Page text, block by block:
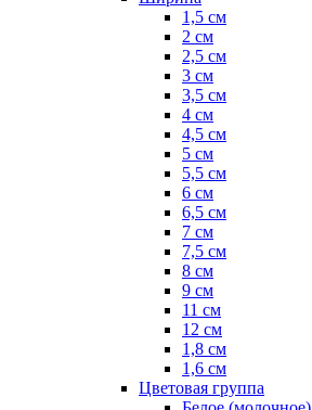
1,5 см
2 см
2,5 см
3 см
3,5 см
4 см
4,5 см
5 см
5,5 см
6 см
6,5 см
7 см
7,5 см
8 см
9 см
11 см
12 см
1,8 см
1,6 см
Цветовая группа